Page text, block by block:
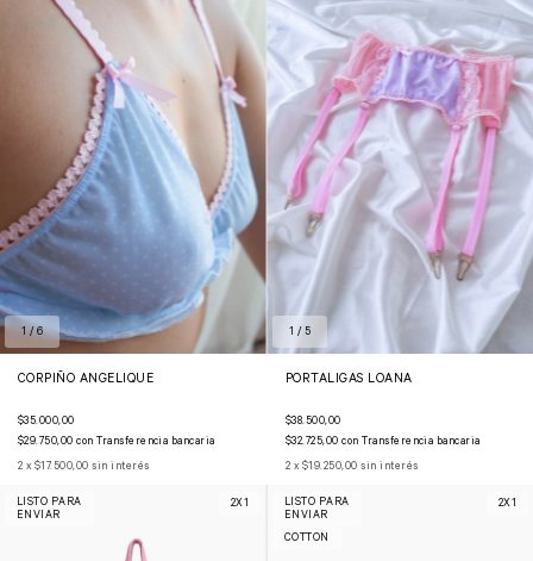
1/6
CORPIÑO ANGELIQUE
$35.000,00
$29.750,00con Transferencia bancaria
2 x $17.500,00 sin interés
1 /5
PORTALIGAS LOANA
$38.500,00
$32.725,00con Transferencia bancaria
2 x $19.250,00 sin interés
2X1
LISTO PARA
ENVIAR
2X1
LISTO PARA
ENVIAR
COTTON